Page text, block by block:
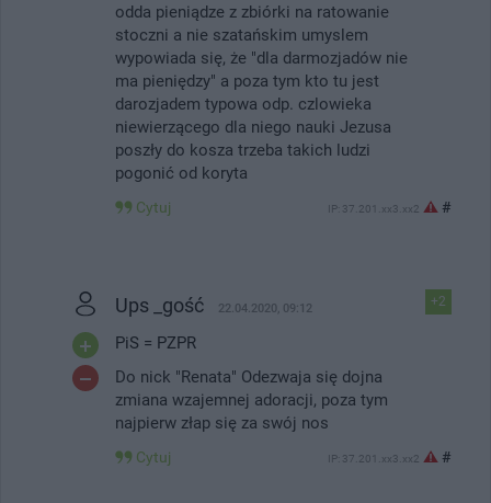
odda pieniądze z zbiórki na ratowanie
stoczni a nie szatańskim umyslem
wypowiada się, że "dla darmozjadów nie
ma pieniędzy" a poza tym kto tu jest
darozjadem typowa odp. czlowieka
niewierzącego dla niego nauki Jezusa
poszły do kosza trzeba takich ludzi
pogonić od koryta
Cytuj IP: 37.201.xx3.xx2 #
+2
Ups _gość 22.04.2020, 09:12
PiS = PZPR
Do nick "Renata" Odezwaja się dojna
zmiana wzajemnej adoracji, poza tym
najpierw złap się za swój nos
Cytuj IP: 37.201.xx3.xx2 #